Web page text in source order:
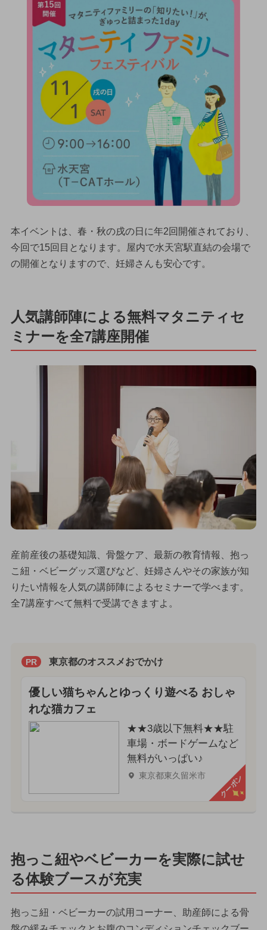
本イベントは、春・秋の戌の日に年2回開催されており、
今回で15回目となります。屋内で水天宮駅直結の会場で
の開催となりますので、妊婦さんも安心です。
人気講師陣による無料マタニティセ
ミナーを全7講座開催
産前産後の基礎知識、骨盤ケア、最新の教育情報、抱っ
こ紐・ベビーグッズ選びなど、妊婦さんやその家族が知
りたい情報を人気の講師陣によるセミナーで学べます。
全7講座すべて無料で受講できますよ。
PR 東京都のオススメおでかけ
優しい猫ちゃんとゆっくり遊べる おしゃ
れな猫カフェ
★★3歳以下無料★★駐
車場・ボードゲームなど
無料がいっぱい♪
東京都東久留米市 クーポン
抱っこ紐やベビーカーを実際に試せ
る体験ブースが充実
抱っこ紐・ベビーカーの試用コーナー、助産師による骨